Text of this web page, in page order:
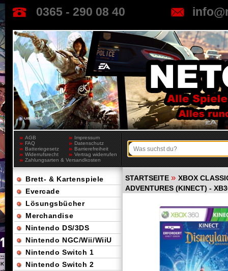
0365 - 290 08 40
AGB
Impressum
FAQ
Datenschutz
Batteriegesetz
Barrierefreiheit
Widerrufsrecht
Vertrag widerrufen
Zahlungsarten & Versandkosten
STARTSEITE » XBOX
ADVENTURES (KINECT) -
Brett- & Kartenspiele
Evercade
Lösungsbücher
Merchandise
Nintendo DS/3DS
Nintendo NGC/Wii/WiiU
Nintendo Switch 1
Nintendo Switch 2